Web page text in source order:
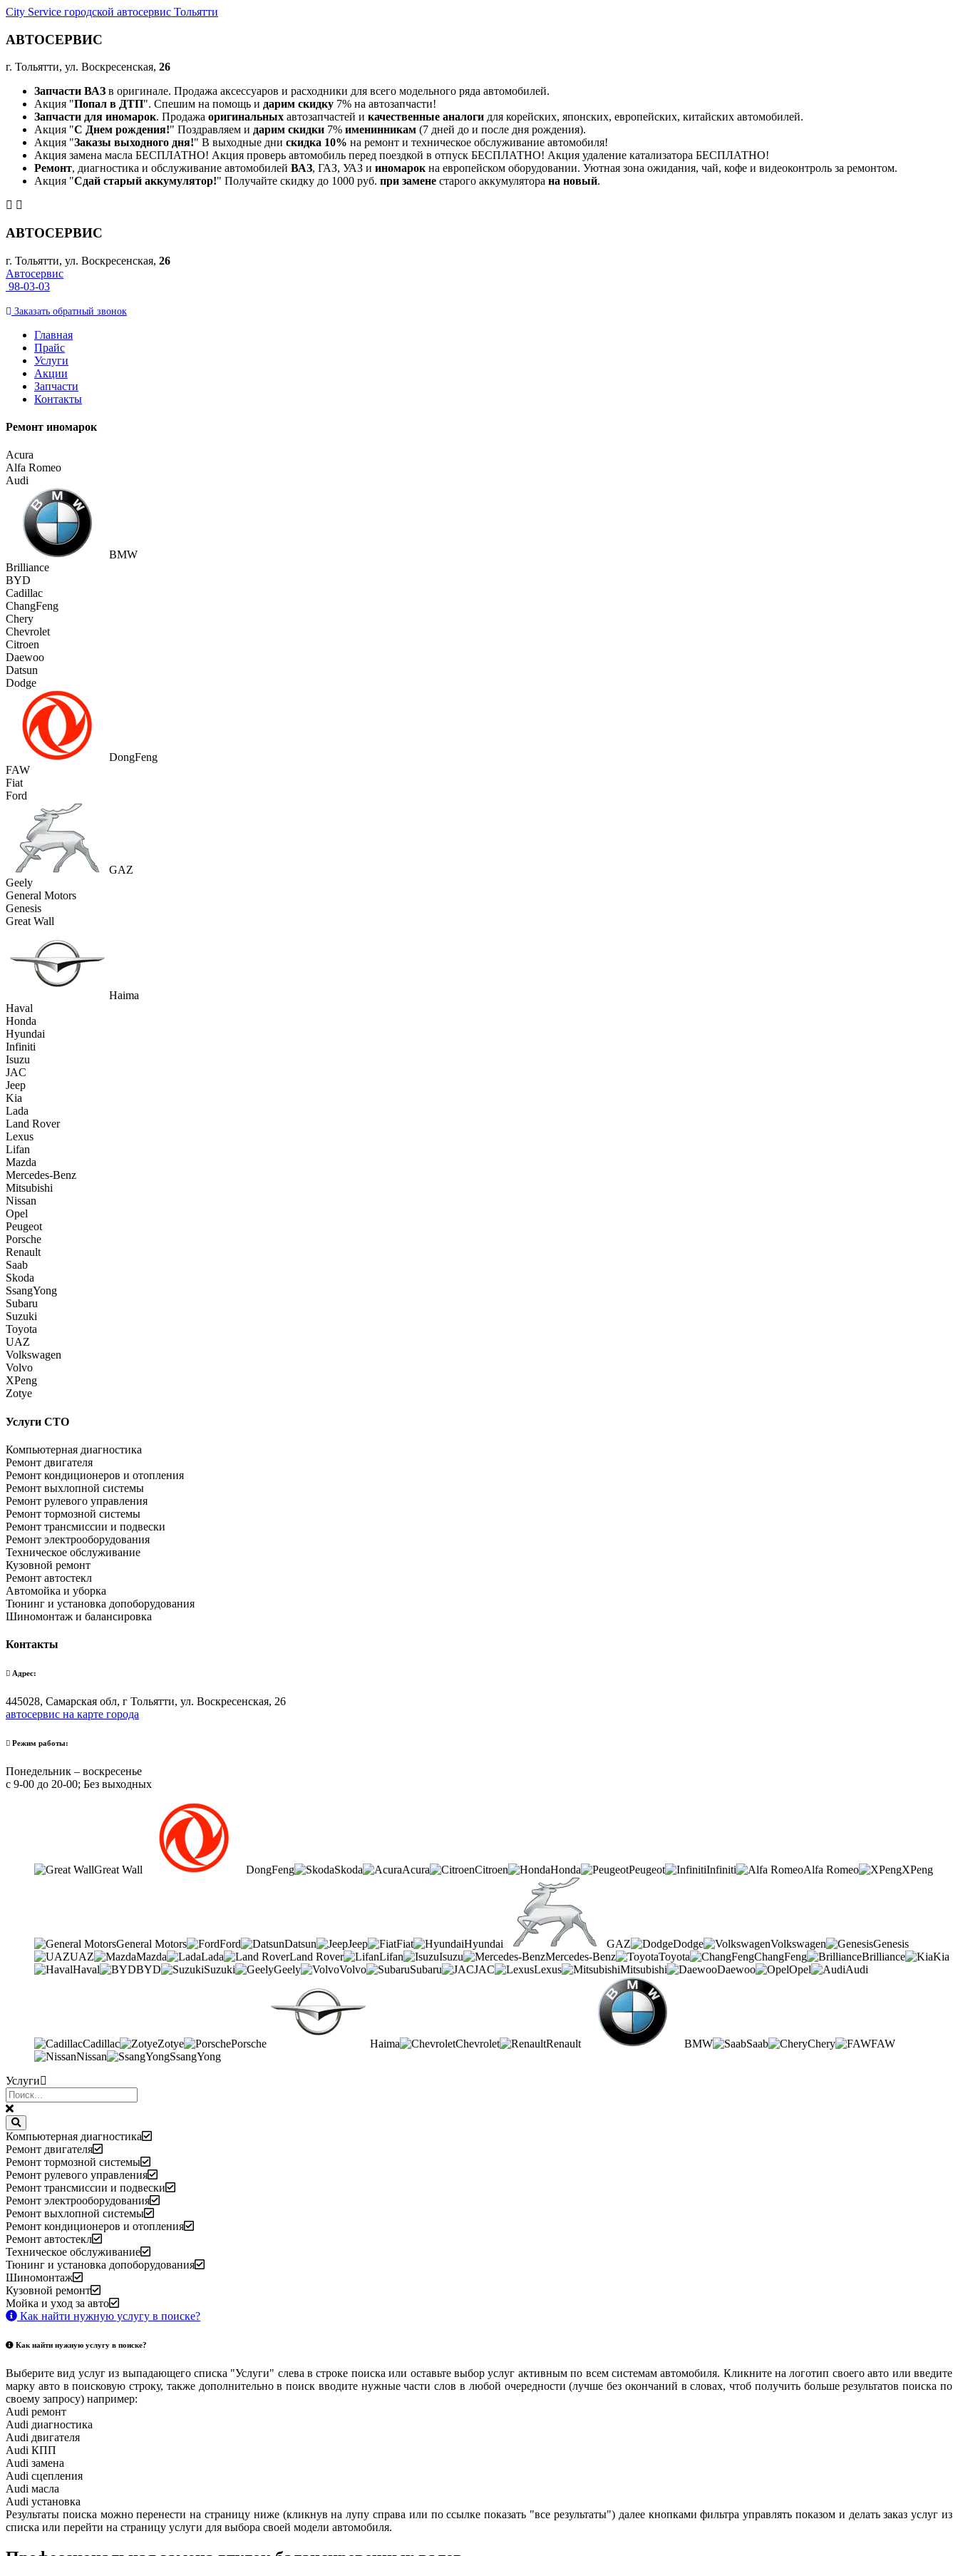
City Service городской автосервис Тольятти
АВТОСЕРВИС
г. Тольятти, ул. Воскресенская, 26
Запчасти ВАЗ в оригинале. Продажа аксессуаров и расходники для всего модельного ряда автомобилей.
Акция "Попал в ДТП". Спешим на помощь и дарим скидку 7% на автозапчасти!
Запчасти для иномарок. Продажа оригинальных автозапчастей и качественные аналоги для корейских, японских, европейских, китайских автомобилей.
Акция "С Днем рождения!" Поздравляем и дарим скидки 7% именинникам (7 дней до и после дня рождения).
Акция "Заказы выходного дня!" В выходные дни скидка 10% на ремонт и техническое обслуживание автомобиля!
Акция замена масла БЕСПЛАТНО! Акция проверь автомобиль перед поездкой в отпуск БЕСПЛАТНО! Акция удаление катализатора БЕСПЛАТНО!
Ремонт, диагностика и обслуживание автомобилей ВАЗ, ГАЗ, УАЗ и иномарокна европейском оборудовании. Уютная зона ожидания, чай, кофе и видеоконтроль за ремонтом.
Акция "Сдай старый аккумулятор!" Получайте скидку до 1000 руб. при замене старого аккумулятора на новый.
АВТОСЕРВИС
г. Тольятти, ул. Воскресенская, 26
Автосервис
98-03-03
Заказать обратный звонок
Главная
Прайс
Услуги
Акции
Запчасти
Контакты
Ремонт иномарок
Acura
Alfa Romeo
Audi
BMW
Brilliance
BYD
Cadillac
ChangFeng
Chery
Chevrolet
Citroen
Daewoo
Datsun
Dodge
DongFeng
FAW
Fiat
Ford
GAZ
Geely
General Motors
Genesis
Great Wall
Haima
Haval
Honda
Hyundai
Infiniti
Isuzu
JAC
Jeep
Kia
Lada
Land Rover
Lexus
Lifan
Mazda
Mercedes-Benz
Mitsubishi
Nissan
Opel
Peugeot
Porsche
Renault
Saab
Skoda
SsangYong
Subaru
Suzuki
Toyota
UAZ
Volkswagen
Volvo
XPeng
Zotye
Услуги СТО
Компьютерная диагностика
Ремонт двигателя
Ремонт кондиционеров и отопления
Ремонт выхлопной системы
Ремонт рулевого управления
Ремонт тормозной системы
Ремонт трансмиссии и подвески
Ремонт электрооборудования
Техническое обслуживание
Кузовной ремонт
Ремонт автостекл
Автомойка и уборка
Тюнинг и установка допоборудования
Шиномонтаж и балансировка
Контакты
Адрес:
445028, Самарская обл, г Тольятти, ул. Воскресенская, 26
автосервис на карте города
Режим работы:
Понедельник – воскресенье
с 9-00 до 20-00; Без выходных
Great Wall DongFeng Skoda Acura Citroen Honda Peugeot Infiniti Alfa Romeo XPeng
General Motors Ford Datsun Jeep Fiat Hyundai GAZ Dodge Volkswagen
Genesis
UAZ
Mazda Lada Land Rover Lifan Isuzu Mercedes-Benz Toyota ChangFeng Brilliance
Kia
Haval
BYD Suzuki Geely Volvo Subaru JAC Lexus Mitsubishi Daewoo Opel Audi
Cadillac Zotye Porsche Haima Chevrolet Renault BMW Saab Chery
FAW
Nissan
SsangYong
Услуги
Компьютерная диагностика
Ремонт двигателя
Ремонт тормозной системы
Ремонт рулевого управления
Ремонт трансмиссии и подвески
Ремонт электрооборудования
Ремонт выхлопной системы
Ремонт кондиционеров и отопления
Ремонт автостекл
Техническое обслуживание
Тюнинг и установка допоборудования
Шиномонтаж
Кузовной ремонт
Мойка и уход за авто
Как найти нужную услугу в поиске?
Как найти нужную услугу в поиске?
Выберите вид услуг из выпадающего списка "Услуги" слева в строке поиска или оставьте выбор услуг активным по всем системам автомобиля. Кликните на логотип своего авто или введите
марку авто в поисковую строку, также дополнительно в поиск вводите нужные части слов в любой очередности (лучше без окончаний в словах, чтоб получить больше результатов поиска по
своему запросу) например:
Audi ремонт
Audi диагностика
Audi двигателя
Audi КПП
Audi замена
Audi сцепления
Audi масла
Audi установка
Результаты поиска можно перенести на страницу ниже (кликнув на лупу справа или по ссылке показать "все результаты") далее кнопками фильтра управлять показом и делать заказ услуг из
списка или перейти на страницу услуги для выбора своей модели автомобиля.